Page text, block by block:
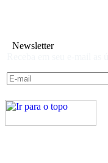
Newsletter